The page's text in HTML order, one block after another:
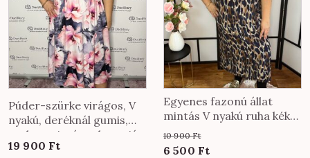
Púder-szürke virágos, V
nyakú, deréknál gumis,
zsebes mintás ruha, saját
anyagából gumis övvel
19 900 Ft
több
variációja
van.
A
változatok
termékoldalon
választhatók
ki
Egyenes fazonú állat
mintás V nyakú ruha kék
párduc mintával
10 900Ft
Original
6 500 FtCurrent